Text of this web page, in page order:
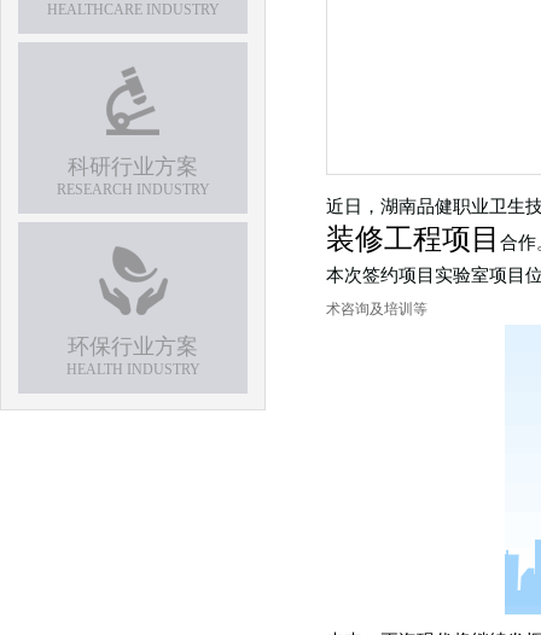
HEALTHCARE INDUSTRY
科研行业方案
RESEARCH INDUSTRY
环保行业方案
HEALTH INDUSTRY
近日，湖南品健职业卫生
装修工程项目 合作
本次签约项目实验室项目
术咨询及培训等